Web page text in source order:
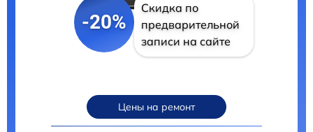
-20%
Скидка по
предварительной
записи на сайте
Цены на ремонт